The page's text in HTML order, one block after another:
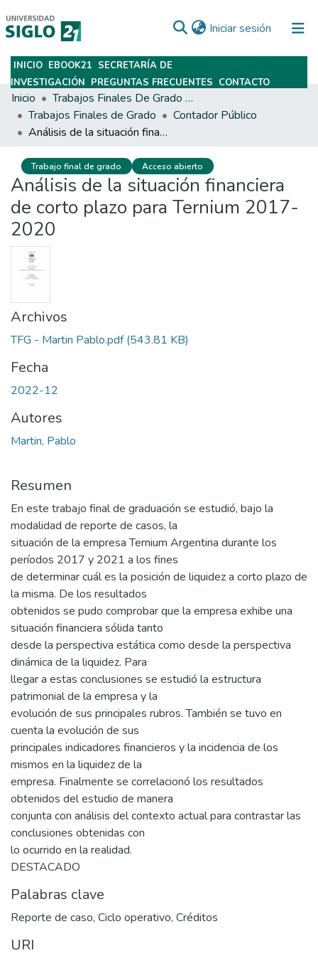
Iniciar sesión (current)
Subir
INICIO EBOOK21 SECRETARÍA DE
INVESTIGACIÓN PREGUNTAS FRECUENTES CONTACTO
Inicio
Trabajos Finales De Grado Y Posgrado
Trabajos Finales de Grado
Contador Público
Análisis de la situación financiera de corto plazo para Ternium 2017-2020
Trabajo final de grado Acceso abierto
Análisis de la situación financiera
de corto plazo para Ternium 2017-
2020
Archivos
TFG - Martin Pablo.pdf(543.81 KB)
Fecha
2022-12
Autores
Martin, Pablo
Resumen
En este trabajo final de graduación se estudió, bajo la
modalidad de reporte de casos, la
situación de la empresa Ternium Argentina durante los
períodos 2017 y 2021 a los fines
de determinar cuál es la posición de liquidez a corto plazo de
la misma. De los resultados
obtenidos se pudo comprobar que la empresa exhibe una
situación financiera sólida tanto
desde la perspectiva estática como desde la perspectiva
dinámica de la liquidez. Para
llegar a estas conclusiones se estudió la estructura
patrimonial de la empresa y la
evolución de sus principales rubros. También se tuvo en
cuenta la evolución de sus
principales indicadores financieros y la incidencia de los
mismos en la liquidez de la
empresa. Finalmente se correlacionó los resultados
obtenidos del estudio de manera
conjunta con análisis del contexto actual para contrastar las
conclusiones obtenidas con
lo ocurrido en la realidad.
DESTACADO
Palabras clave
Reporte de caso, Ciclo operativo, Créditos
URI